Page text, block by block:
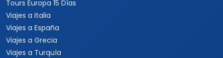
Tours Europa 15 Días
Viajes a Italia
Viajes a España
Viajes a Grecia
Viajes a Turquía